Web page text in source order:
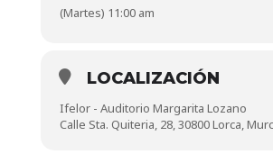
(Martes) 11:00 am
LOCALIZACIÓN
Ifelor - Auditorio Margarita Lozano
Calle Sta. Quiteria, 28, 30800 Lorca,